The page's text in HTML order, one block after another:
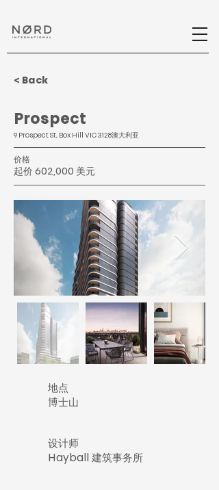
< Back
Prospect
9 Prospect St, Box Hill VIC 3128澳大利亚
价格
起价 602,000 美元
地点
博士山
设计师
Hayball 建筑事务所